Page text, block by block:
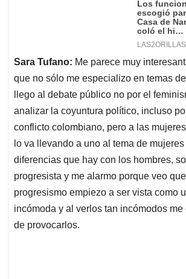
Sara Tufano: Me parece muy
que no sólo me especializo en temas
llego al debate público no por el
analizar la coyuntura político, incluso
conflicto colombiano, pero a las
lo va llevando a uno al tema de
diferencias que hay con los hombres,
progresista y me alarmo porque veo
progresismo empiezo a ser vista como
incómoda y al verlos tan incómodos
de provocarlos.